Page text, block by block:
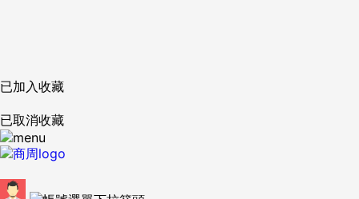
已加入收藏
已取消收藏